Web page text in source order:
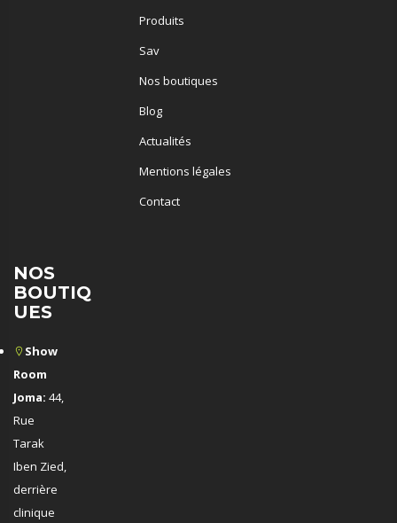
Produits
Sav
Nos boutiques
Blog
Actualités
Mentions légales
Contact
NOS
BOUTIQ
UES
Show
Room
Joma: 44,
Rue
Tarak
Iben Zied,
derrière
clinique